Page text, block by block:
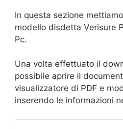
In questa sezione
modello disdetta Verisure
Pc.
Una volta effettuato il
possibile aprire il
visualizzatore di PDF e
inserendo le informazioni